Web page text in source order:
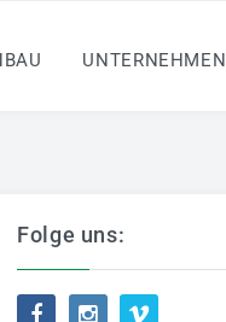
UNTERNEHMEN
Folge uns: